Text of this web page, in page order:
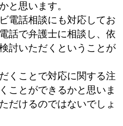
と思います。
電話相談にも対応してお
話で弁護士に相談し、依
討いただくということが
くことで対応に関する注
ことができるかと思いま
だけるのではないでしょ